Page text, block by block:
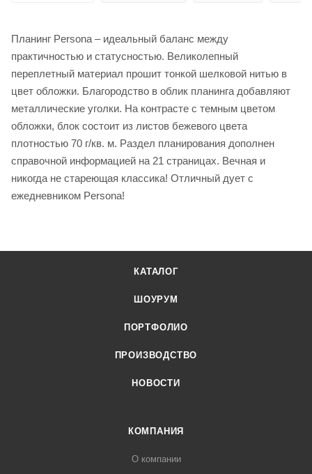
Планинг Persona – идеальный баланс между
практичностью и статусностью. Великолепный
переплетный материал прошит тонкой шелковой нитью в
цвет обложки. Благородство в облик планинга добавляют
металлические уголки. На контрасте с темным цветом
обложки, блок состоит из листов бежевого цвета
плотностью 70 г/кв. м. Раздел планирования дополнен
справочной информацией на 21 страницах. Вечная и
никогда не стареющая классика! Отличный дует с
ежедневником Persona!
КАТАЛОГ
ШОУРУМ
ПОРТФОЛИО
ПРОИЗВОДСТВО
НОВОСТИ
КОМПАНИЯ
О компании